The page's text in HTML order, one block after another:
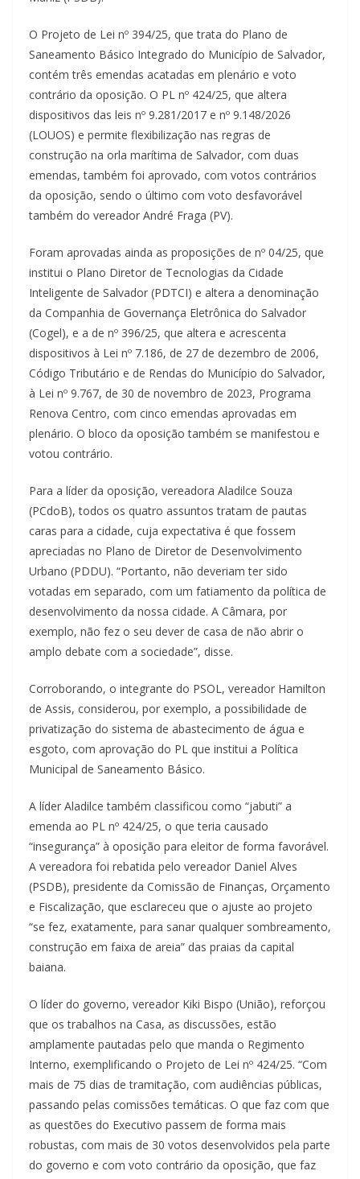
O Projeto de Lei nº 394/25, que trata do Plano de
Saneamento Básico Integrado do Município de Salvador,
contém três emendas acatadas em plenário e voto
contrário da oposição. O PL nº 424/25, que altera
dispositivos das leis nº 9.281/2017 e nº 9.148/2026
(LOUOS) e permite flexibilização nas regras de
construção na orla marítima de Salvador, com duas
emendas, também foi aprovado, com votos contrários
da oposição, sendo o último com voto desfavorável
também do vereador André Fraga (PV).
Foram aprovadas ainda as proposições de nº 04/25, que
institui o Plano Diretor de Tecnologias da Cidade
Inteligente de Salvador (PDTCI) e altera a denominação
da Companhia de Governança Eletrônica do Salvador
(Cogel), e a de nº 396/25, que altera e acrescenta
dispositivos à Lei nº 7.186, de 27 de dezembro de 2006,
Código Tributário e de Rendas do Município do Salvador,
à Lei nº 9.767, de 30 de novembro de 2023, Programa
Renova Centro, com cinco emendas aprovadas em
plenário. O bloco da oposição também se manifestou e
votou contrário.
Para a líder da oposição, vereadora Aladilce Souza
(PCdoB), todos os quatro assuntos tratam de pautas
caras para a cidade, cuja expectativa é que fossem
apreciadas no Plano de Diretor de Desenvolvimento
Urbano (PDDU). “Portanto, não deveriam ter sido
votadas em separado, com um fatiamento da política de
desenvolvimento da nossa cidade. A Câmara, por
exemplo, não fez o seu dever de casa de não abrir o
amplo debate com a sociedade”, disse.
Corroborando, o integrante do PSOL, vereador Hamilton
de Assis, considerou, por exemplo, a possibilidade de
privatização do sistema de abastecimento de água e
esgoto, com aprovação do PL que institui a Política
Municipal de Saneamento Básico.
A líder Aladilce também classificou como “jabuti” a
emenda ao PL nº 424/25, o que teria causado
“insegurança” à oposição para eleitor de forma favorável.
A vereadora foi rebatida pelo vereador Daniel Alves
(PSDB), presidente da Comissão de Finanças, Orçamento
e Fiscalização, que esclareceu que o ajuste ao projeto
“se fez, exatamente, para sanar qualquer sombreamento,
construção em faixa de areia” das praias da capital
baiana.
O líder do governo, vereador Kiki Bispo (União), reforçou
que os trabalhos na Casa, as discussões, estão
amplamente pautadas pelo que manda o Regimento
Interno, exemplificando o Projeto de Lei nº 424/25. “Com
mais de 75 dias de tramitação, com audiências públicas,
passando pelas comissões temáticas. O que faz com que
as questões do Executivo passem de forma mais
robustas, com mais de 30 votos desenvolvidos pela parte
do governo e com voto contrário da oposição, que faz